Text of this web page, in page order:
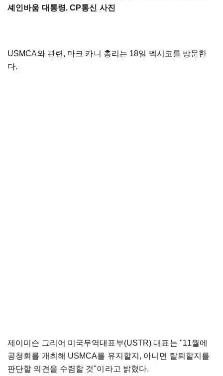
셰인바움 대통령. CP통신 사진
USMCA와 관련, 마크 카니 총리는 18일 멕시코를 방문한
다.
제이미슨 그리어 미국무역대표부(USTR) 대표는 "11월에
공청회를 개최해 USMCA를 유지할지, 아니면 탈퇴할지를
판단할 의견을 수렴할 것"이라고 밝혔다.